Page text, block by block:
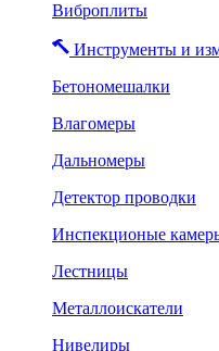
Виброплиты
Инструменты и
Бетономешалки
Влагомеры
Дальномеры
Детектор проводки
Инспекционые
Лестницы
Металлоискатели
Нивелиры